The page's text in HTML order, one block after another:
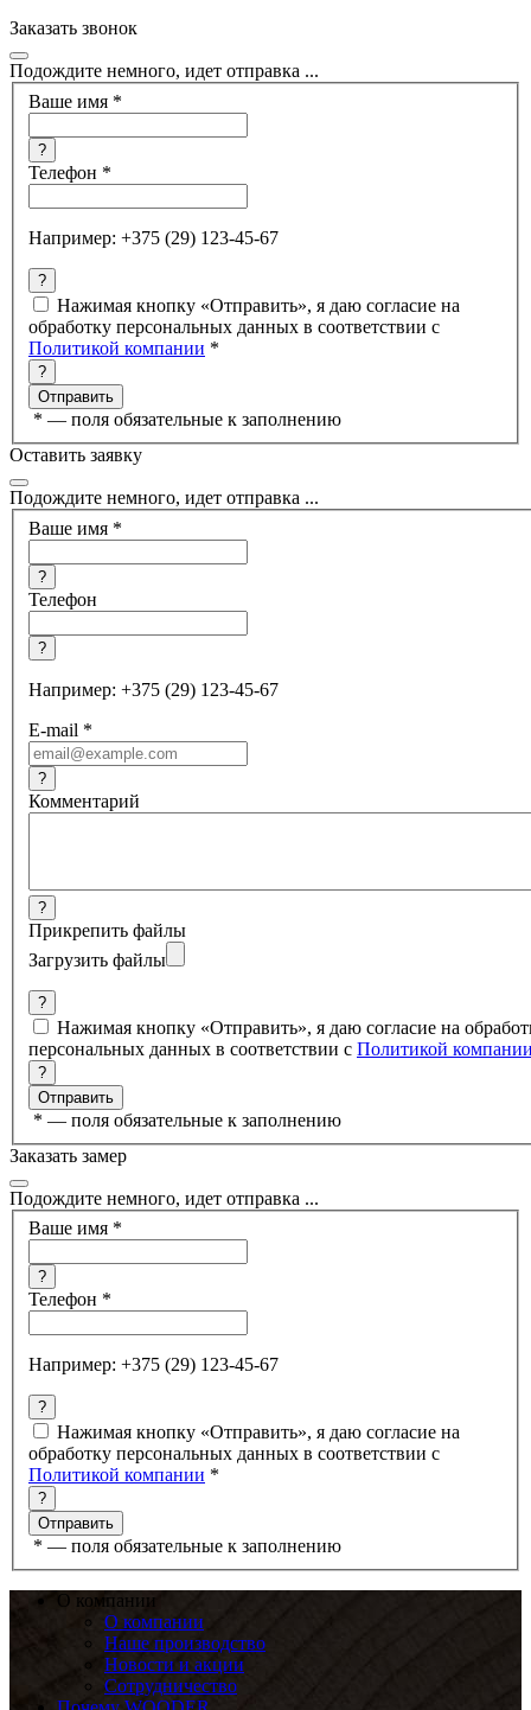
Заказать звонок
Подождите немного, идет отправка ...
Ваше имя *
?
Телефон *
Например: +375 (29) 123-45-67
?
Нажимая кнопку «Отправить», я даю согласие на
обработку персональных данных в соответствии с
Политикой компании *
?
* — поля обязательные к заполнению
Оставить заявку
Подождите немного, идет отправка ...
Ваше имя *
?
Телефон
?
Например: +375 (29) 123-45-67
E-mail *
?
Комментарий
?
Прикрепить файлы
Загрузить файлы
?
Нажимая кнопку «Отправить», я даю согласие на
персональных данных в соответствии с Политикой
?
* — поля обязательные к заполнению
Заказать замер
Подождите немного, идет отправка ...
Ваше имя *
?
Телефон *
Например: +375 (29) 123-45-67
?
Нажимая кнопку «Отправить», я даю согласие на
обработку персональных данных в соответствии с
Политикой компании *
?
* — поля обязательные к заполнению
О компании
О компании
Наше производство
Новости и акции
Сотрудничество